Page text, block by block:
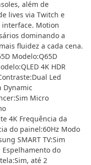
além de
lives via Twitch e
Motion
dominando a
fluidez a cada cena.
Modelo:Q65D
4K HDR
Led
Dynamic
Micro
4K Frequência da
do painel:60Hz Modo
SMART TV:Sim
Espelhamento do
até 2